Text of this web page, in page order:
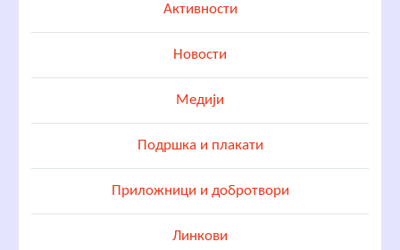
Активности
Новости
Медији
Подршка и плакати
Приложници и добротвори
Линкови